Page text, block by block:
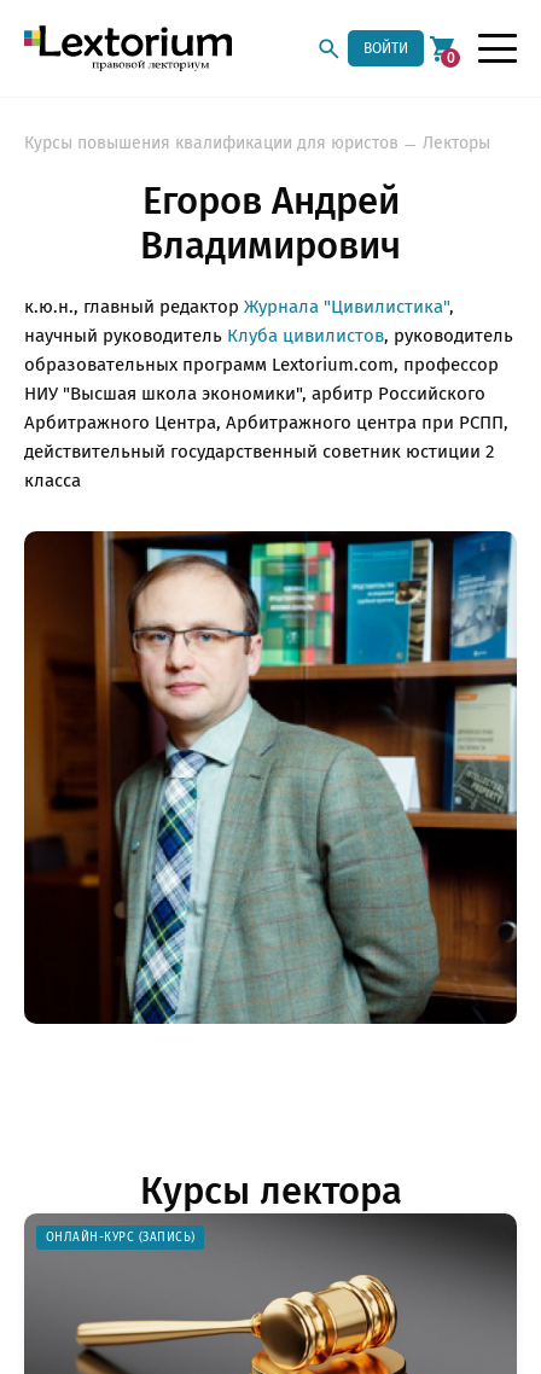
ВОЙТИ
0
Курсы повышения квалификации для юристов Лекторы
Егоров Андрей
Владимирович
к.ю.н., главный редактор Журнала "Цивилистика",
научный руководитель Клуба цивилистов, руководитель
образовательных программ Lextorium.com, профессор
НИУ "Высшая школа экономики", арбитр Российского
Арбитражного Центра, Арбитражного центра при РСПП,
действительный государственный советник юстиции 2
класса
Курсы лектора
ОНЛАЙН-КУРС (ЗАПИСЬ)